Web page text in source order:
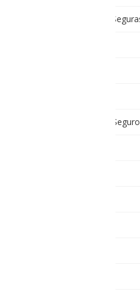
Cámaras Intrínsecamente
Celulares Intrínsecamente